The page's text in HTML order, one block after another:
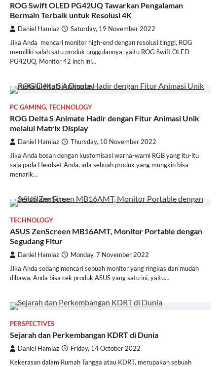
ROG Swift OLED PG42UQ Tawarkan Pengalaman
Bermain Terbaik untuk Resolusi 4K
Daniel Hamiaz Saturday, 19 November 2022
Jika Anda mencari monitor high-end dengan resolusi tinggi, ROG
memiliki salah satu produk unggulannya, yaitu ROG Swift OLED
PG42UQ. Monitor 42 inch ini…
PC GAMING, TECHNOLOGY
ROG Delta S Animate Hadir dengan Fitur Animasi Unik
melalui Matrix Display
Daniel Hamiaz Thursday, 10 November 2022
Jika Anda bosan dengan kustomisasi warna-warni RGB yang itu-itu
saja pada Headset Anda, ada sebuah produk yang mungkin bisa
menarik…
TECHNOLOGY
ASUS ZenScreen MB16AMT, Monitor Portable dengan
Segudang Fitur
Daniel Hamiaz Monday, 7 November 2022
Jika Anda sedang mencari sebuah monitor yang ringkas dan mudah
dibawa, Anda bisa cek produk ASUS yang satu ini, yaitu…
PERSPECTIVES
Sejarah dan Perkembangan KDRT di Dunia
Daniel Hamiaz Friday, 14 October 2022
Kekerasan dalam Rumah Tangga atau KDRT, merupakan sebuah